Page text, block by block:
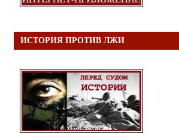
ИСТОРИЯ ПРОТИВ ЛЖИ